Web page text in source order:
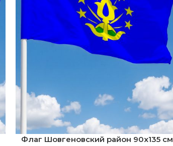
Флаг Шовгеновский район 90х135 см